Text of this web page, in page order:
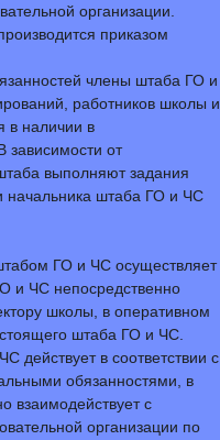
организации.
приказом
члены штаба ГО и
работников школы и
в наличии в
зависимости от
выполняют задания
начальника штаба ГО и ЧС
ГО и ЧС осуществляет
и ЧС непосредственно
школы, в оперативном
штаба ГО и ЧС.
действует в соответствии с
обязанностями, в
взаимодействует с
организации по